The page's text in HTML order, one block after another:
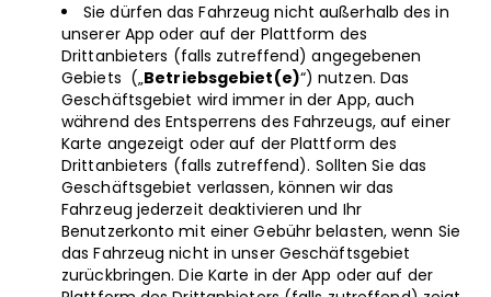
Sie dürfen das Fahrzeug nicht außerhalb des in
unserer App oder auf der Plattform des
Drittanbieters (falls zutreffend) angegebenen
Gebiets („Betriebsgebiet(e)“) nutzen. Das
Geschäftsgebiet wird immer in der App, auch
während des Entsperrens des Fahrzeugs, auf einer
Karte angezeigt oder auf der Plattform des
Drittanbieters (falls zutreffend). Sollten Sie das
Geschäftsgebiet verlassen, können wir das
Fahrzeug jederzeit deaktivieren und Ihr
Benutzerkonto mit einer Gebühr belasten, wenn Sie
das Fahrzeug nicht in unser Geschäftsgebiet
zurückbringen. Die Karte in der App oder auf der